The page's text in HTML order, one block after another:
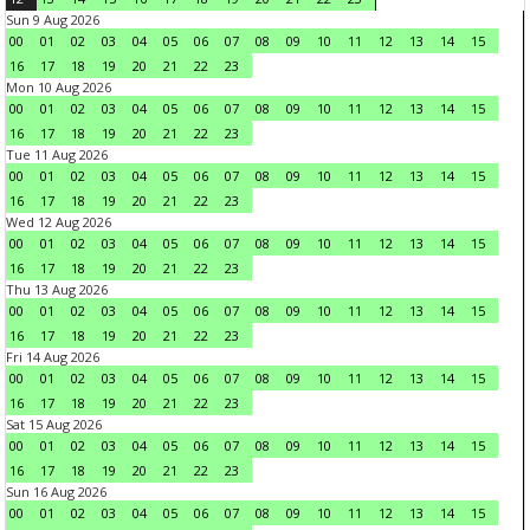
Sun 9 Aug 2026
00
01 02 03 04 05 06 07 08 09 10 11 12 13 14
15
16
17 18 19 20 21 22
23
Mon 10 Aug 2026
00
01 02 03 04 05 06 07 08 09 10 11 12 13 14
15
16
17 18 19 20 21 22
23
Tue 11 Aug 2026
00
01 02 03 04 05 06 07 08 09 10 11 12 13 14
15
16
17 18 19 20 21 22
23
Wed 12 Aug 2026
00
01 02 03 04 05 06 07 08 09 10 11 12 13 14
15
16
17 18 19 20 21 22
23
Thu 13 Aug 2026
00
01 02 03 04 05 06 07 08 09 10 11 12 13 14
15
16
17 18 19 20 21 22
23
Fri 14 Aug 2026
00
01 02 03 04 05 06 07 08 09 10 11 12 13 14
15
16
17 18 19 20 21 22
23
Sat 15 Aug 2026
00
01 02 03 04 05 06 07 08 09 10 11 12 13 14
15
16
17 18 19 20 21 22
23
Sun 16 Aug 2026
00
01 02 03 04 05 06 07 08 09 10 11 12 13 14
15